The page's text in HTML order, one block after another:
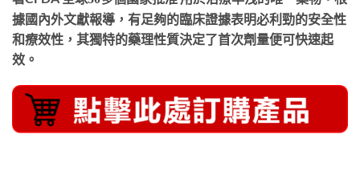
據國內外文獻報導，有足夠的臨床證據表明必利勁的安全性
和療效性，其獨特的藥理性質決定了首次劑量便可快速起
效。